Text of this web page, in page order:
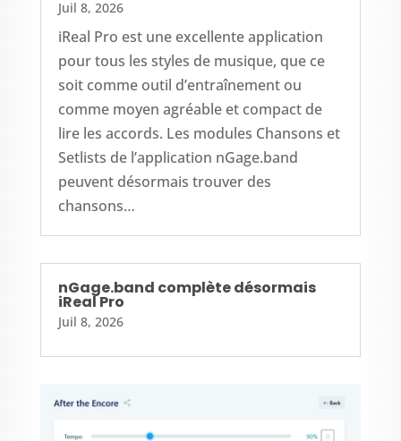
Juil 8, 2026
iReal Pro est une excellente application
pour tous les styles de musique, que ce
soit comme outil d’entraînement ou
comme moyen agréable et compact de
lire les accords. Les modules Chansons et
Setlists de l’application nGage.band
peuvent désormais trouver des
chansons…
nGage.band complète désormais
iReal Pro
Juil 8, 2026